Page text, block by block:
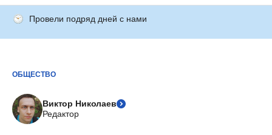
Провели подряд дней с нами
ОБЩЕСТВО
Виктор Николаев
Редактор